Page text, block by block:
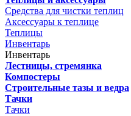
Средства для чистки теплиц
Аксессуары к теплице
Теплицы
Инвентарь
Инвентарь
Лестницы, стремянка
Компостеры
Строительные тазы и ведра
Тачки
Тачки